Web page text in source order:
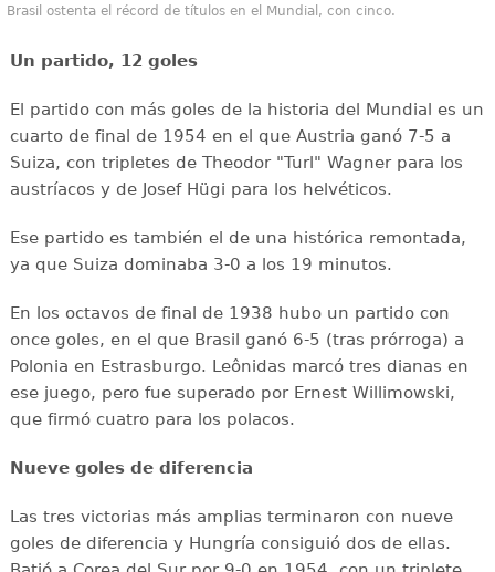
Brasil ostenta el récord de títulos en el Mundial, con cinco.
Un partido, 12 goles
El partido con más goles de la historia del Mundial es un
cuarto de final de 1954 en el que Austria ganó 7-5 a
Suiza, con tripletes de Theodor "Turl" Wagner para los
austríacos y de Josef Hügi para los helvéticos.
Ese partido es también el de una histórica remontada,
ya que Suiza dominaba 3-0 a los 19 minutos.
En los octavos de final de 1938 hubo un partido con
once goles, en el que Brasil ganó 6-5 (tras prórroga) a
Polonia en Estrasburgo. Leônidas marcó tres dianas en
ese juego, pero fue superado por Ernest Willimowski,
que firmó cuatro para los polacos.
Nueve goles de diferencia
Las tres victorias más amplias terminaron con nueve
goles de diferencia y Hungría consiguió dos de ellas.